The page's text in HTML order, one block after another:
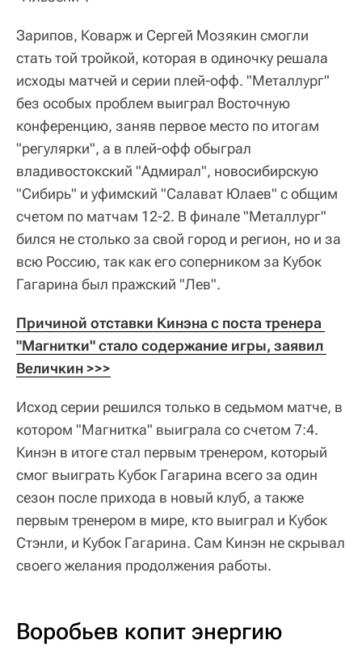
Зарипов, Коварж и Сергей Мозякин смогли
стать той тройкой, которая в одиночку решала
исходы матчей и серии плей-офф. "Металлург"
без особых проблем выиграл Восточную
конференцию, заняв первое место по итогам
"регулярки", а в плей-офф обыграл
владивостокский "Адмирал", новосибирскую
"Сибирь" и уфимский "Салават Юлаев" с общим
счетом по матчам 12-2. В финале "Металлург"
бился не столько за свой город и регион, но и за
всю Россию, так как его соперником за Кубок
Гагарина был пражский "Лев".
Причиной отставки Кинэна с поста тренера
"Магнитки" стало содержание игры, заявил
Величкин >>>
Исход серии решился только в седьмом матче, в
котором "Магнитка" выиграла со счетом 7:4.
Кинэн в итоге стал первым тренером, который
смог выиграть Кубок Гагарина всего за один
сезон после прихода в новый клуб, а также
первым тренером в мире, кто выиграл и Кубок
Стэнли, и Кубок Гагарина. Сам Кинэн не скрывал
своего желания продолжения работы.
Воробьев копит энергию